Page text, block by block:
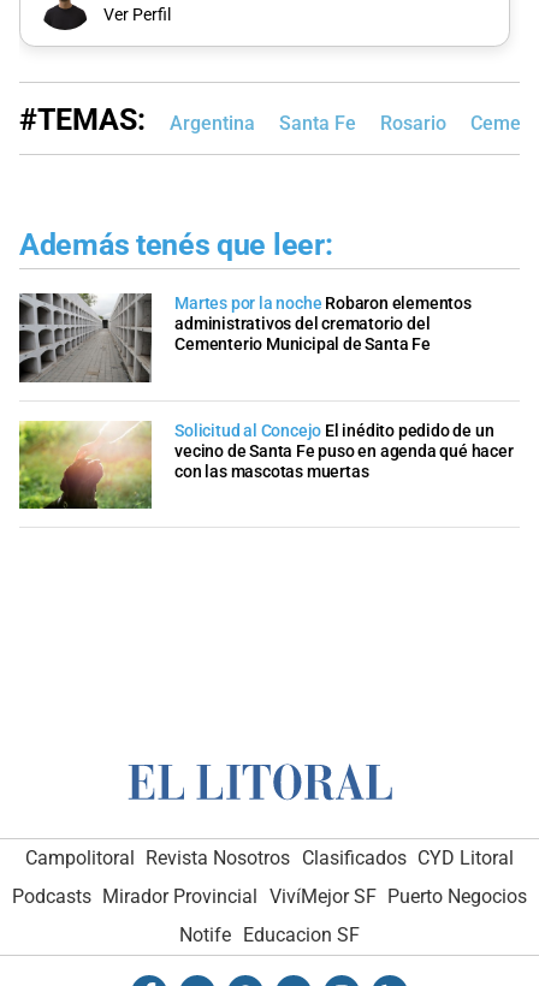
Ver Perfil
#TEMAS: Argentina Santa Fe Rosario
Además tenés que leer:
Martes por la noche Robaron elementos
administrativos del crematorio del
Cementerio Municipal de Santa Fe
Solicitud al Concejo El inédito pedido de un
vecino de Santa Fe puso en agenda qué hacer
con las mascotas muertas
Campolitoral Revista Nosotros Clasificados CYD Litoral
Podcasts Mirador Provincial VivíMejor SF Puerto Negocios
Notife Educacion SF